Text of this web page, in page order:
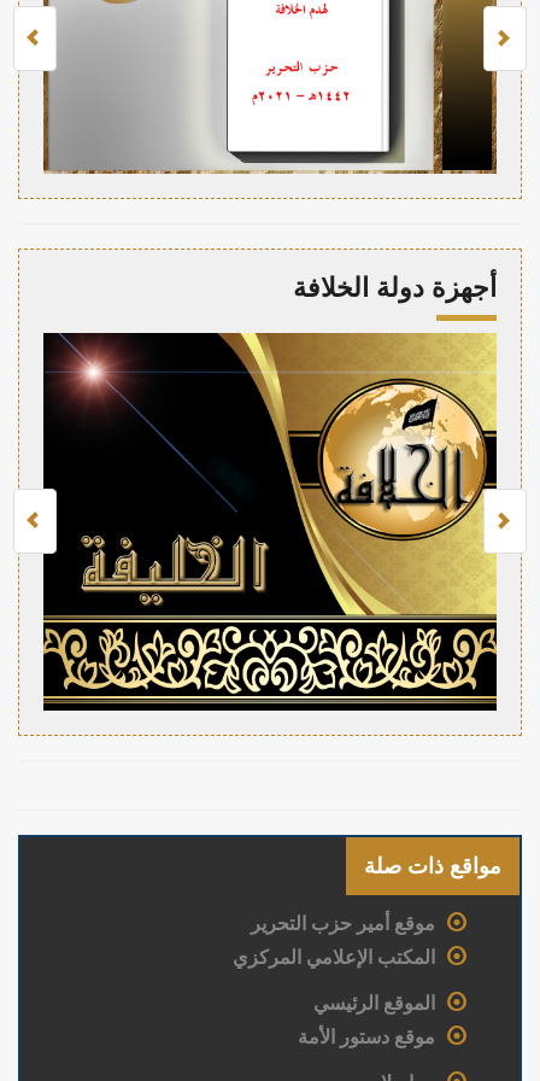
أجهزة دولة الخلافة
مواقع ذات صلة
موقع أمير حزب التحرير
المكتب الإعلامي المركزي
الموقع الرئيسي
موقع دستور الأمة